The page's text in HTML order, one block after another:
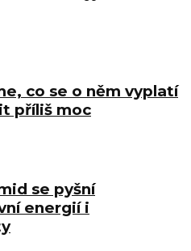
co se o něm vyplatí
příliš moc
se pyšní
energií i